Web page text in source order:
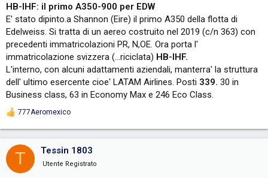
HB-IHF: il primo A350-900 per EDW
E' stato dipinto.a Shannon (Eire) il primo A350 della flotta di
Edelweiss. Si tratta di un aereo costruito nel 2019 (c/n 363) con
precedenti immatricolazioni PR, N,OE. Ora porta l'
immatricolazione svizzera (...riciclata) HB-IHF.
L'interno, con alcuni adattamenti aziendali, manterra' la struttura
dell' ultimo esercente cioe' LATAM Airlines. Posti 339. 30 in
Business class, 63 in Economy Max e 246 Eco Class.
R
t
i
777Aeromexico
T Tessin 1803
Utente Registrato